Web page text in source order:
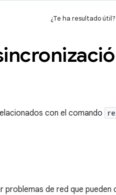
¿Te ha resultado útil?
con el comando
de red que pueden